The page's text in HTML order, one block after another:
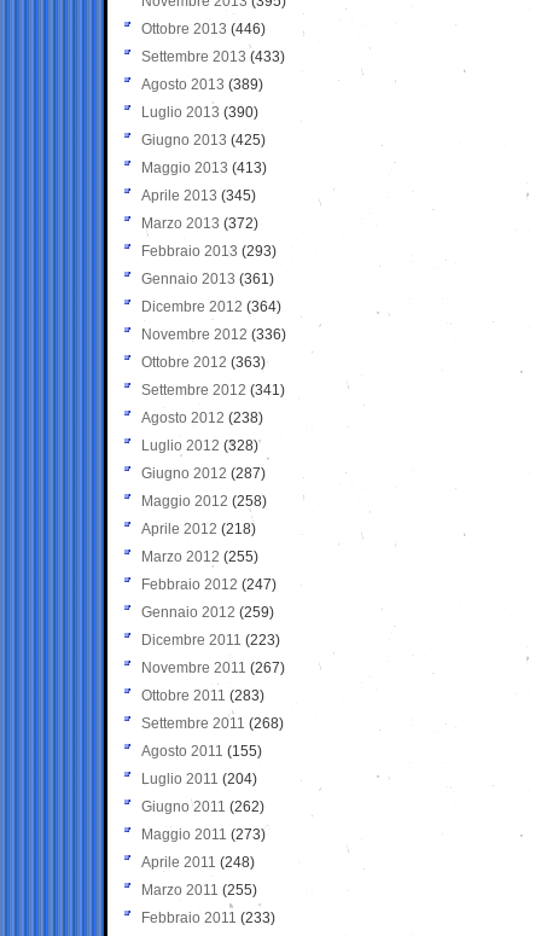
Ottobre 2013 (446)
Settembre 2013 (433)
Agosto 2013 (389)
Luglio 2013 (390)
Giugno 2013 (425)
Maggio 2013 (413)
Aprile 2013 (345)
Marzo 2013 (372)
Febbraio 2013 (293)
Gennaio 2013 (361)
Dicembre 2012 (364)
Novembre 2012 (336)
Ottobre 2012 (363)
Settembre 2012 (341)
Agosto 2012 (238)
Luglio 2012 (328)
Giugno 2012 (287)
Maggio 2012 (258)
Aprile 2012 (218)
Marzo 2012 (255)
Febbraio 2012 (247)
Gennaio 2012 (259)
Dicembre 2011 (223)
Novembre 2011 (267)
Ottobre 2011 (283)
Settembre 2011 (268)
Agosto 2011 (155)
Luglio 2011 (204)
Giugno 2011 (262)
Maggio 2011 (273)
Aprile 2011 (248)
Marzo 2011 (255)
Febbraio 2011 (233)